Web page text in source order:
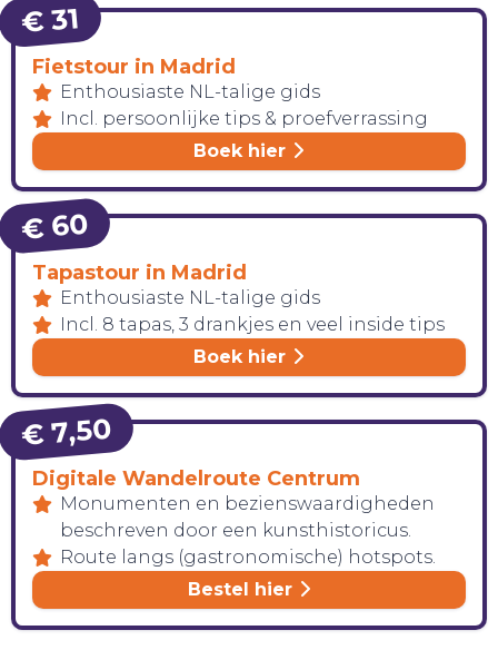
HANDIG!
€ 31
Fietstour in Madrid
Enthousiaste NL-talige gids
Incl. persoonlijke tips & proefverrassing
Boek hier
€ 60
Tapastour in Madrid
Enthousiaste NL-talige gids
Incl. 8 tapas, 3 drankjes en veel inside tips
Boek hier
€ 7,50
Digitale Wandelroute Centrum
Monumenten en bezienswaardigheden
beschreven door een kunsthistoricus.
Route langs (gastronomische) hotspots.
Bestel hier